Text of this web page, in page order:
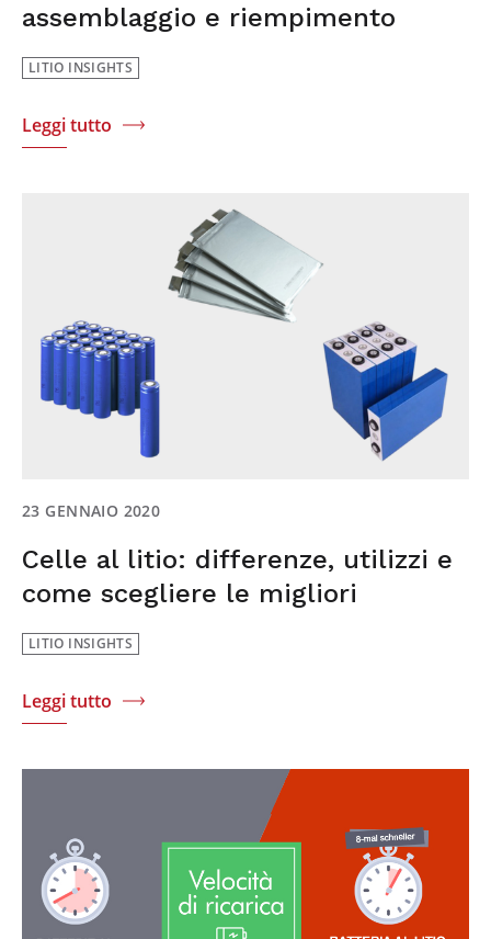
assemblaggio e riempimento
LITIO INSIGHTS
Leggi tutto
23 GENNAIO 2020
Celle al litio: differenze, utilizzi e
come scegliere le migliori
LITIO INSIGHTS
Leggi tutto